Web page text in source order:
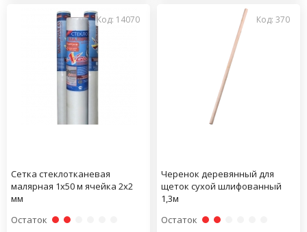
Код: 14070
Сетка стеклотканевая
малярная 1х50 м ячейка 2х2
мм
Остаток
Код: 370
Черенок деревянный для
щеток сухой шлифованный
1,3м
Остаток